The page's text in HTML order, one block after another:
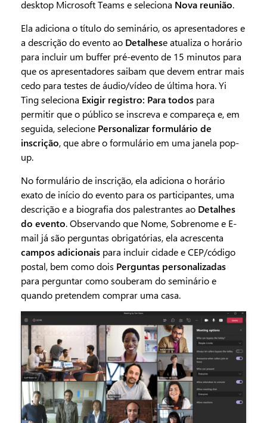
desktop Microsoft Teams e seleciona Nova reunião.
Ela adiciona o título do seminário, os apresentadores e
a descrição do evento ao Detalhese atualiza o horário
para incluir um buffer pré-evento de 15 minutos para
que os apresentadores saibam que devem entrar mais
cedo para testes de áudio/vídeo de última hora. Yi
Ting seleciona Exigir registro: Para todos para
permitir que o público se inscreva e compareça e, em
seguida, selecione Personalizar formulário de
inscrição, que abre o formulário em uma janela pop-
up.
No formulário de inscrição, ela adiciona o horário
exato de início do evento para os participantes, uma
descrição e a biografia dos palestrantes ao Detalhes
do evento. Observando que Nome, Sobrenome e E-
mail já são perguntas obrigatórias, ela acrescenta
campos adicionais para incluir cidade e CEP/código
postal, bem como dois Perguntas personalizadas
para perguntar como souberam do seminário e
quando pretendem comprar uma casa.